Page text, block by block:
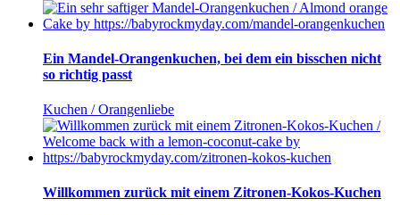
Ein Mandel-Orangenkuchen, bei dem ein bisschen nicht
so richtig passt
Kuchen / Orangenliebe
Willkommen zurück mit einem Zitronen-Kokos-Kuchen